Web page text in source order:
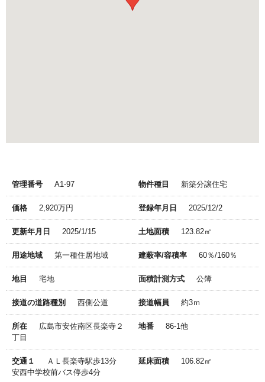
管理番号 A1-97 物件種目 新築分譲住宅
価格 2,920万円 登録年月日 2025/12/2
更新年月日 2025/1/15 土地面積 123.82㎡
用途地域 第一種住居地域 建蔽率/容積率 60％/160％
地目 宅地 面積計測方式 公簿
接道の道路種別 西側公道 接道幅員 約3ｍ
所在
広島市安佐南区長楽寺２
丁目
地番 86-1他
交通１
ＡＬ長楽寺駅歩13分
安西中学校前バス停歩4分
延床面積 106.82㎡